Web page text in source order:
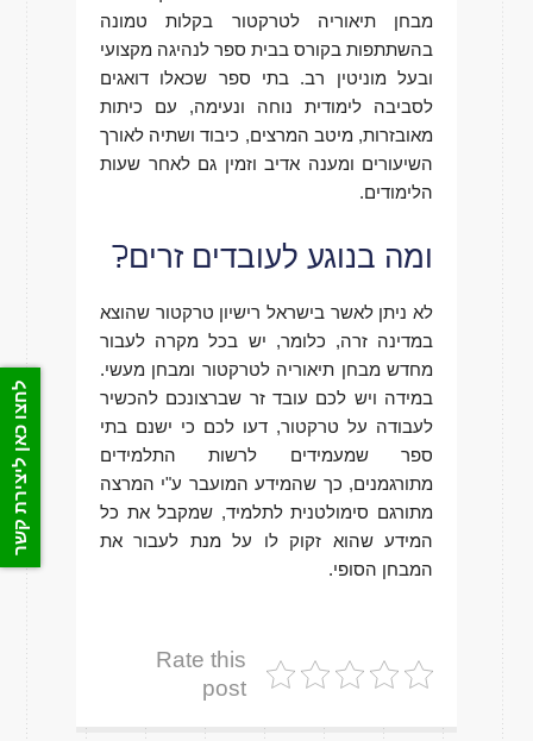
מבחן תיאוריה לטרקטור בקלות טמונה
בהשתתפות בקורס בבית ספר לנהיגה מקצועי
ובעל מוניטין רב. בתי ספר שכאלו דואגים
לסביבה לימודית נוחה ונעימה, עם כיתות
מאובזרות, מיטב המרצים, כיבוד ושתיה לאורך
השיעורים ומענה אדיב וזמין גם לאחר שעות
הלימודים.
ומה בנוגע לעובדים זרים?
לא ניתן לאשר בישראל רישיון טרקטור שהוצא
במדינה זרה, כלומר, יש בכל מקרה לעבור
מחדש מבחן תיאוריה לטרקטור ומבחן מעשי.
במידה ויש לכם עובד זר שברצונכם להכשיר
לעבודה על טרקטור, דעו לכם כי ישנם בתי
ספר שמעמידים לרשות התלמידים
מתורגמנים, כך שהמידע המועבר ע"י המרצה
מתורגם סימולטנית לתלמיד, שמקבל את כל
המידע שהוא זקוק לו על מנת לעבור את
המבחן הסופי.
Rate this
post
לחצו כאן ליצירת קשר